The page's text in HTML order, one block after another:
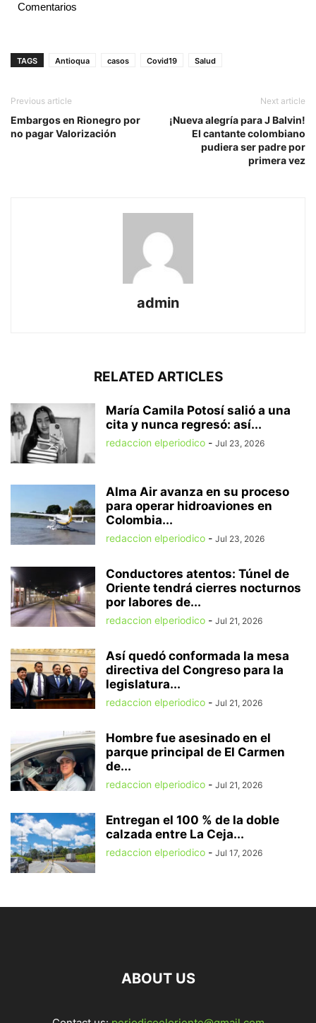
Comentarios
TAGS Antioqua casos Covid19 Salud
Previous article
Embargos en Rionegro por
no pagar Valorización
Next article
¡Nueva alegría para J Balvin!
El cantante colombiano
pudiera ser padre por
primera vez
admin
RELATED ARTICLES
María Camila Potosí salió a una
cita y nunca regresó: así...
redaccion elperiodico - Jul 23, 2026
Alma Air avanza en su proceso
para operar hidroaviones en
Colombia...
redaccion elperiodico - Jul 23, 2026
Conductores atentos: Túnel de
Oriente tendrá cierres nocturnos
por labores de...
redaccion elperiodico - Jul 21, 2026
Así quedó conformada la mesa
directiva del Congreso para la
legislatura...
redaccion elperiodico - Jul 21, 2026
Hombre fue asesinado en el
parque principal de El Carmen
de...
redaccion elperiodico - Jul 21, 2026
Entregan el 100 % de la doble
calzada entre La Ceja...
redaccion elperiodico - Jul 17, 2026
ABOUT US